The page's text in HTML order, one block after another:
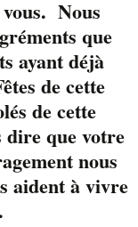
Nous
que
ayant déjà
de cette
de cette
dire que votre
nous
aident à vivre